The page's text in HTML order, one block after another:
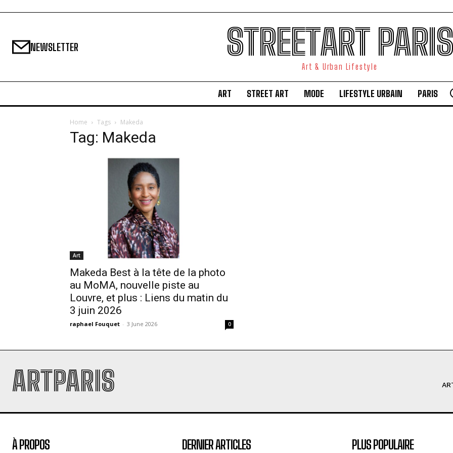
NEWSLETTER STREETART PARIS
Art & Urban Lifestyle
ART STREET ART MODE LIFESTYLE URBAIN PARIS
Home Tags Makeda
Tag: Makeda
Art
Makeda Best à la tête de la photo
au MoMA, nouvelle piste au
Louvre, et plus : Liens du matin du
3 juin 2026
raphael Fouquet - 3 June 2026 0
ARTPARIS
À PROPOS DERNIER ARTICLES PLUS POPULAIRE